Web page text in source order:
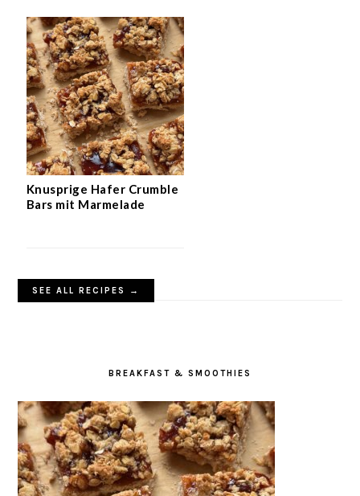
Knusprige Hafer Crumble
Bars mit Marmelade
SEE ALL RECIPES →
BREAKFAST & SMOOTHIES